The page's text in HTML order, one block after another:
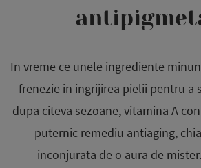
In vreme ce unele ingrediente
frenezie in ingrijirea pielii pentru a
dupa citeva sezoane, vita­mina A
puternic remediu an­ti­aging,
inconjurata de o aura de